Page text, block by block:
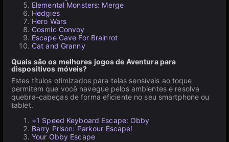
Elemental Monsters: Merge
Hedgies
Hero Wars
Cosmic Convoy
Escape Cave For Brainrot
Cat and Granny
Quais são os melhores jogos de Aventura para
dispositivos móveis?
Estes títulos otimizados para telas sensíveis ao toque
permitem que você navegue pelos ambientes e resolva
quebra-cabeças de forma eficiente no seu smartphone ou
tablet.
+1 Speed Keyboard Escape: Obby
Barry Prison: Parkour Escape!
Your Obby Escape